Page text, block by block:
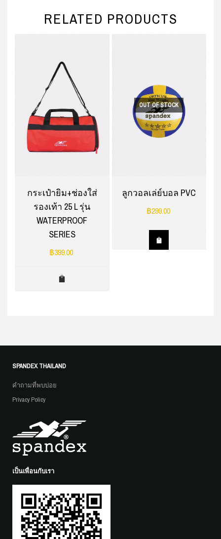
RELATED PRODUCTS
กระเป๋ายิม+ช่องใส่
รองเท้า 25 L รุ่น
WATERPROOF
SERIES
฿399.00
OUT OF STOCK
ลูกวอลเล่ย์บอล PVC
฿299.00
SPANDEX THAILAND
คำถามที่พบบ่อย
Privacy Policy
เป็นเพื่อนกับเรา